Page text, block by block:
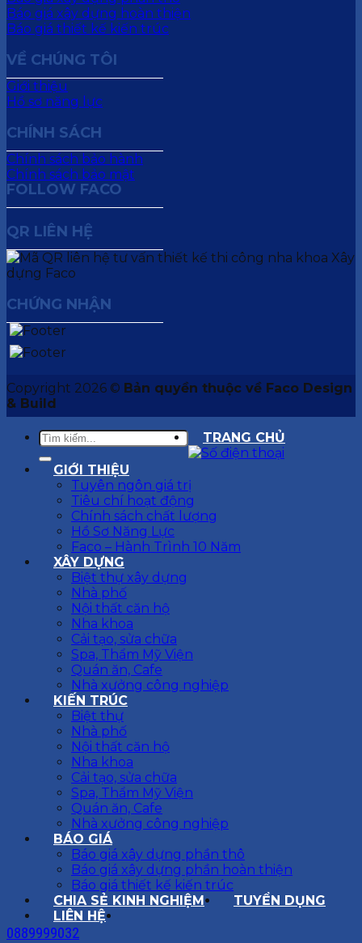
Báo giá xây dựng hoàn thiện
Báo giá thiết kế kiến trúc
VỀ CHÚNG TÔI
Giới thiệu
Hồ sơ năng lực
CHÍNH SÁCH
Chính sách bảo hành
Chính sách bảo mật
FOLLOW FACO
QR LIÊN HỆ
CHỨNG NHẬN
Copyright 2026 © Bản quyền thuộc về Faco Design
& Build
TRANG CHỦ
GIỚI THIỆU
Tuyên ngôn giá trị
Tiêu chí hoạt động
Chính sách chất lượng
Hồ Sơ Năng Lực
Faco – Hành Trình 10 Năm
XÂY DỰNG
Biệt thự xây dựng
Nhà phố
Nội thất căn hộ
Nha khoa
Cải tạo, sửa chữa
Spa, Thẩm Mỹ Viện
Quán ăn, Cafe
Nhà xưởng công nghiệp
KIẾN TRÚC
Biệt thự
Nhà phố
Nội thất căn hộ
Nha khoa
Cải tạo, sửa chữa
Spa, Thẩm Mỹ Viện
Quán ăn, Cafe
Nhà xưởng công nghiệp
BÁO GIÁ
Báo giá xây dựng phần thô
Báo giá xây dựng phần hoàn thiện
Báo giá thiết kế kiến trúc
CHIA SẺ KINH NGHIỆM
TUYỂN DỤNG
LIÊN HỆ
0889999032